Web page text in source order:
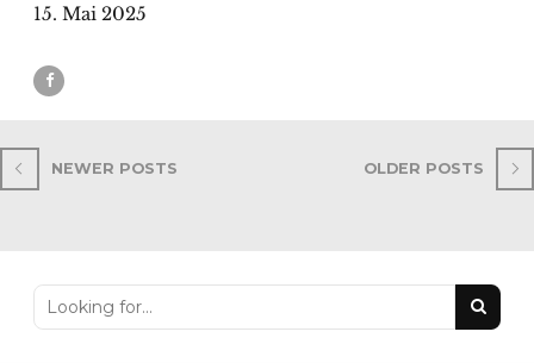
15. Mai 2025
NEWER POSTS OLDER POSTS